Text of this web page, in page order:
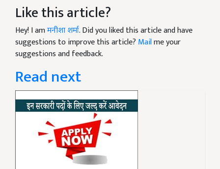
Like this article?
Hey! I amमनीशा शर्मा. Did you liked this article and have
suggestions to improve this article? Mailme your
suggestions and feedback.
Read next